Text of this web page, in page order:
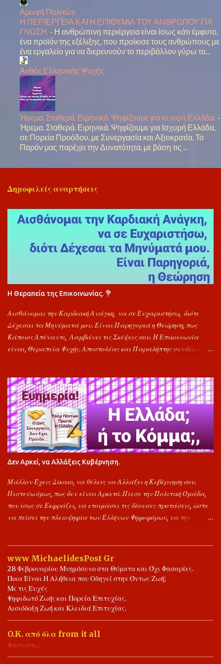
Αρωγή Πολιτών
Η ΠΕΡΙΕΡΓΕΙΑ ΚΑΙ Η ΕΠΙΘΥΜΙΑ ΤΟΥ ΑΝΘΡΩΠΟΥ ΓΙΑ
ΓΝΩΣΗ. - Η ανθρώπινη περιέργεια είναι ίσως κάτι έμφυτο,
ένα προϊόν της εξέλιξης, που προίκισε τους ανθρώπους με
ένα εργαλείο για να διερευνούν το περιβάλλον γύρω το...
Ανθός Ελληνικής Ψυχής
Ήρεμα. Σταθερά. Ειρηνικά. Ψηφίζουμε για Ισχυρή Ελλάδα. -
Ήρεμα. Σταθερά. Ειρηνικά. Ψηφίζουμε για Ισχυρή Ελλάδα,
σε Πορεία Προόδου, με Συνεργασία και Αξιοκρατία. Το
Παρόν μας παρέχει την Δυνατότητα, με βάση τις ...
Δημοφιλείς αναρτήσεις
Η Θεραπεία της Επικοινωνίας. 💐
Αισθάνομαι την Καρδιακή Ανάγκη, να σε Ευχαριστήσω, διότι
Δέχεσαι τα Μηνύματά μου. Είναι Παρηγοριά η Θεώρηση, πως
Κάποιος Απέναντι, Λαμβάνει τις Σκέψεις σου. Η Επικοινωνία
είναι, Θεραπεία Ψυχής. Αποστολέας και Παραλήπτης συνδέονται
Πολύ. Εύχομαι, Υγεία και Δυνάμη, Αγάπη, Ελπίδα και Θεού Χαρά.
"Φίλος". ιμ🐬
Δεν Αρκεί, να Αλλάξεις Κυβέρνηση.
Μάλλον Έχεις Δίκαιο, να θέλεις να Αλλάξει η Κυβέρνηση σου.
Πιστεύω όμως, πως δεν είναι Αρκετό. Πίεσε την Πολιτική Ομάδα,
που ίσως σε Εκφράζει, να ετοιμάσει τις δέουσες προτάσεις, ώστε
να πείσει την πλειοψηφία των Ελλήνων Ψηφοφόρων, να την
αντιπαραθέτουμε τις δικές μας προτάσεις. Υποθέτουμε πως,
μπορούμε να Ομιλούμε, για Έλειψη Δημοκρατικής Ευαισθησίας.
Ποιους θα ψηφίσεις, την ώρα των Εκλογών, είναι δικό σου ρίσκο.
Αποκλειστικά, δική σου Ευθύνη. Εύχομαι ότι Καλύτερο σε όλους
μας. Ας γίνει του Θεού, και το Καλύτερο για Όλους τους Έλληνες.
Είθε. Ιωάννης ο Φίλος. 🤝📖✍️🌾🌻🌾💖 Ψηφίζω Ελληνικά,
Ελλάδας. 📖⚖️🤝✍️💖❤️💐 Η Δημοκρατία Προσφέρει, Δικαίωμα
Λόγου και Αντίλογου. 💐📖⚖️🤝⚖️📖💐
www MichaelidesPost Gr
28 Φεβρουαρίου Μνημόσυνο στα Θύματα και Όχι Φασαρίες.
Ποια Είναι Η Αλήθεια που Οδηγεί στην Όντως Ζωή;
Με τις Ευχές
Ψηφιδωτό Ζωής και Πορεία Επιτυχίας.
Αισιόδοξη Ζωή και Κλειδιά Επιτυχίας.
O.K. από όλα from it all
Φόρτωση...